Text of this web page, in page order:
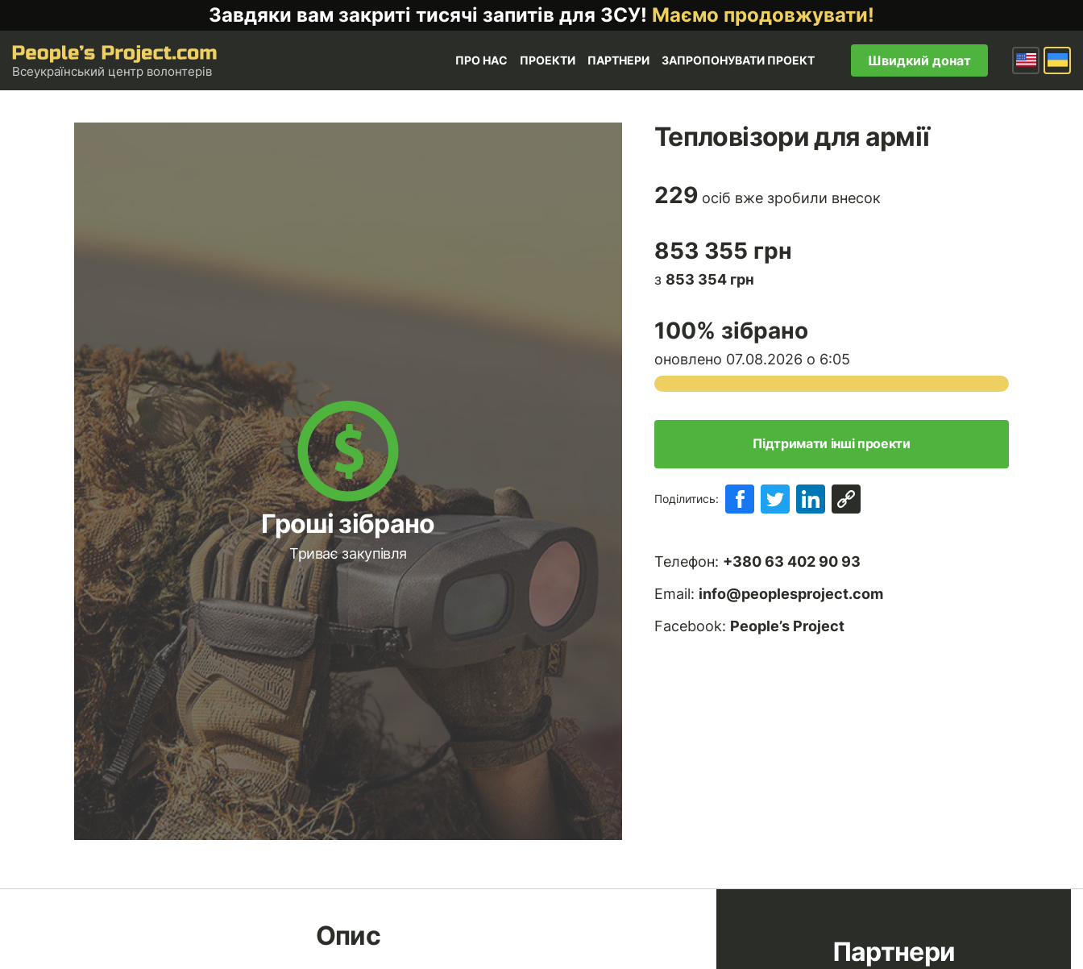
Завдяки вам закриті тисячі запитів для ЗСУ! Маємо продовжувати!
Всеукраїнський центр волонтерів
ПРО НАС ПРОЕКТИ ПАРТНЕРИ ЗАПРОПОНУВАТИ ПРОЕКТ Швидкий донат
Гроші зібрано
Триває закупівля
Тепловізори для армії
229 осіб вже зробили внесок
853 355 грн
з 853 354 грн
100% зібрано
оновлено 07.08.2026 о 6:05
Підтримати інші проекти
Поділитись:
Телефон: +380 63 402 90 93
Email: info@peoplesproject.com
Facebook: People’s Project
Опис
Партнери